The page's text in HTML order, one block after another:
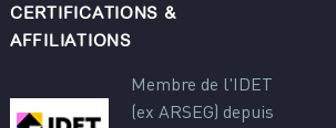
CERTIFICATIONS &
AFFILIATIONS
Membre de l'IDET
(ex ARSEG) depuis